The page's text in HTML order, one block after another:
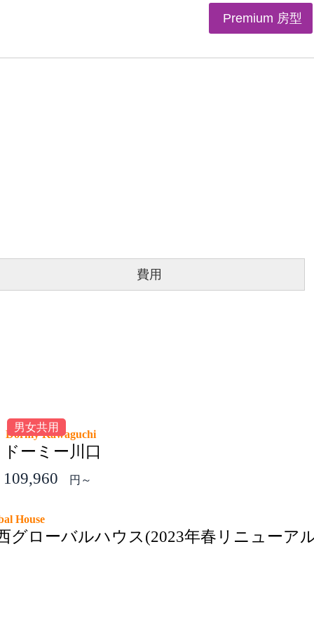
Premium 房型
費用
男女共用
Dormy Kawaguchi
ドーミー川口
109,960
円～
House
グローバルハウス(2023年春リニューア